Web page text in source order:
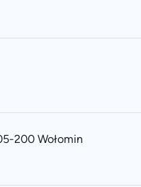
200 Wołomin